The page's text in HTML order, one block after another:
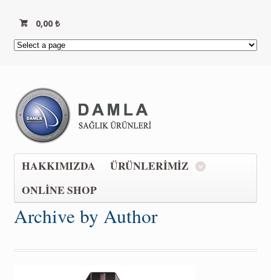
0,00₺
HAKKIMIZDA
ÜRÜNLERIMIZ
ONLINE SHOP
Archive by Author